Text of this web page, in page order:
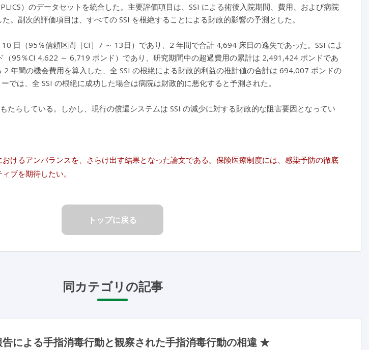
）のデータセットを統合した。主要評価項目は、SSI による術後入院期間、費用、および病院
。副次的評価項目は、すべての SSI を根絶することによる財政的影響の予測とした。
日（95％信頼区間［CI］7 ～ 13日）であり、2 年間で合計 4,694 床日の逸失であった。SSI によ
（95％CI 4,622 ～ 6,719 ポンド）であり、研究期間中の超過費用の累計は 2,491,424 ポンドであ
2 年間の機会費用を算入した、全 SSI の根絶による財政的利益の推計値の合計は 694,007 ポンドの
では、全 SSI の根絶に成功した場合は病院は財政的に悪化すると予測された。
たらしている。しかし、現行の償還システムは SSI の減少に対する財政的な阻害要因となってい
けるアンバランスを、さらけ出す結果となった論文である。保険医療制度には、感染予防の徹底
ブを期待したい。
トップに戻る
同カテゴリの記事
による手指消毒行動と観察された手指消毒行動の相違 ★